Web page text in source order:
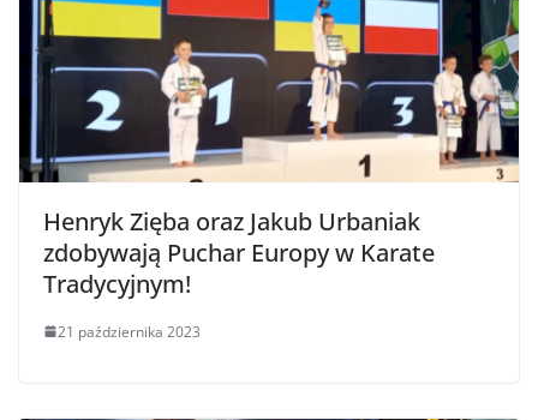
Henryk Zięba oraz Jakub Urbaniak
zdobywają Puchar Europy w Karate
Tradycyjnym!
21 października 2023